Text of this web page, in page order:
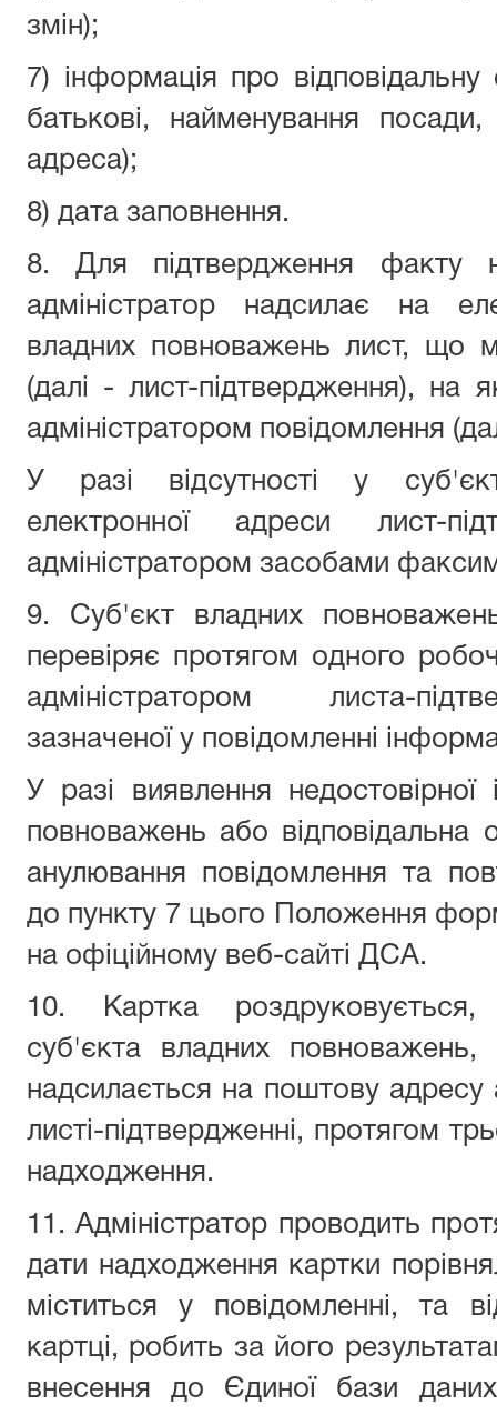
змін);
7) інформація про
батькові, найменування
адреса);
8) дата заповнення.
8. Для підтвердження факту
адміністратор надсилає на
владних повноважень лист, що
(далі - лист-підтвердження), на
адміністратором повідомлення
У разі відсутності у
електронної адреси лист-
адміністратором засобами
9. Суб'єкт владних
перевіряє протягом одного
адміністратором листа-
зазначеної у повідомленні
У разі виявлення недостовірної
повноважень або відповідальна
анулювання повідомлення та
до пункту 7 цього Положення
на офіційному веб-сайті ДСА.
10. Картка роздруковується,
суб'єкта владних повноважень,
надсилається на поштову адресу
листі-підтвердженні, протягом
надходження.
11. Адміністратор проводить
дати надходження картки
міститься у повідомленні, та
картці, робить за його
внесення до Єдиної бази даних